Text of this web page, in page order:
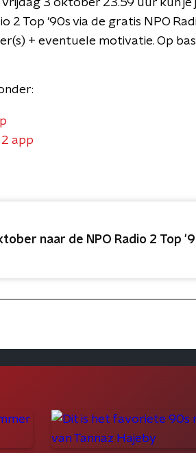
3 oktober 23.59 uur kun
2 Top '90s via de gratis NPO
+ eventuele motivatie. Op
app
naar de NPO Radio 2 Top